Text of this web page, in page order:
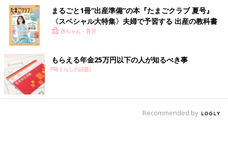
まるごと1冊“出産準備”の本『たまごクラブ 夏号』
〈スペシャル大特集〉夫婦で予習する 出産の教科書
赤ちゃん・育児
もらえる年金25万円以下の人が知るべき事
PR(くらしの話題)
Recommended by